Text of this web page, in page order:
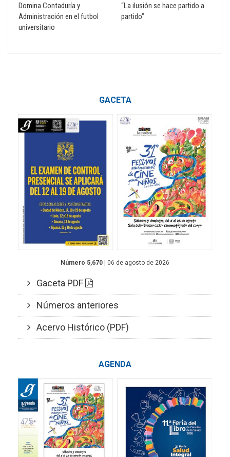
Domina Contaduría y
Administración en el futbol
universitario
“La ilusión se hace partido a
partido”
GACETA
Número 5,670 | 06 de agosto de 2026
Gaceta PDF
Números anteriores
Acervo Histórico (PDF)
AGENDA